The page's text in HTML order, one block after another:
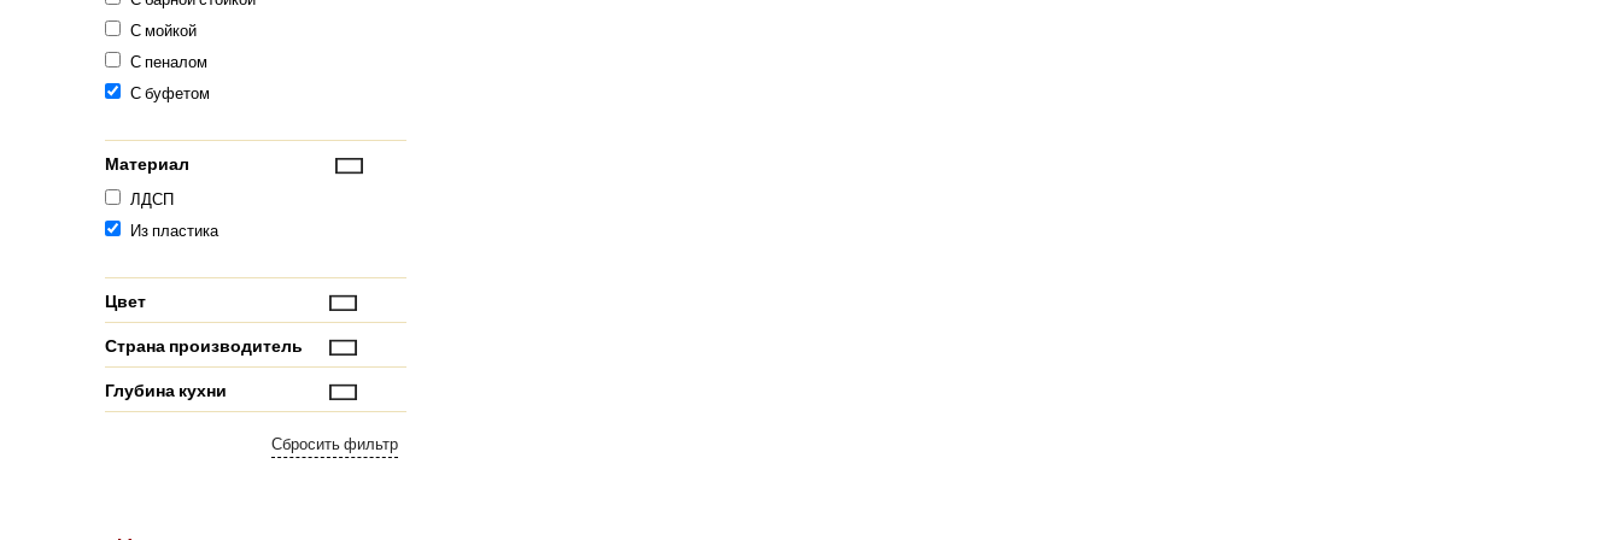
С мойкой
С пеналом
С буфетом
Материал
ЛДСП
Из пластика
Цвет
Страна производитель
Глубина кухни